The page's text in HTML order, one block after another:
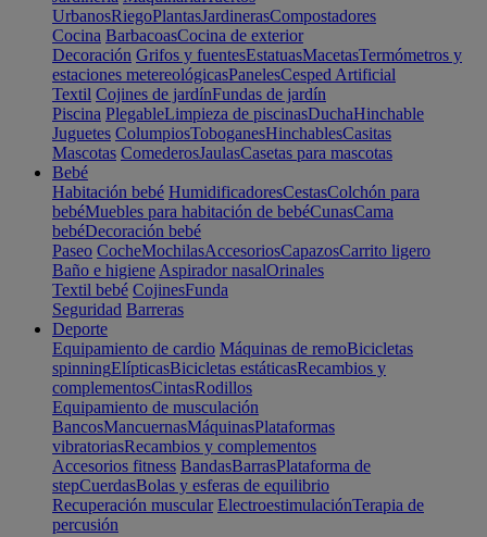
UrbanosRiegoPlantasJardinerasCompostadores
Cocina BarbacoasCocina de exterior
Decoración Grifos y fuentesEstatuasMacetasTermómetros y
estaciones metereológicasPanelesCesped Artificial
Textil Cojines de jardínFundas de jardín
Piscina PlegableLimpieza de piscinasDuchaHinchable
Juguetes ColumpiosToboganesHinchablesCasitas
Mascotas ComederosJaulasCasetas para mascotas
Bebé
Habitación bebé HumidificadoresCestasColchón para
bebéMuebles para habitación de bebéCunasCama
bebéDecoración bebé
Paseo CocheMochilasAccesoriosCapazosCarrito ligero
Baño e higiene Aspirador nasalOrinales
Textil bebé CojinesFunda
Seguridad Barreras
Deporte
Equipamiento de cardio Máquinas de remoBicicletas
spinningElípticasBicicletas estáticasRecambios y
complementosCintasRodillos
Equipamiento de musculación
BancosMancuernasMáquinasPlataformas
vibratoriasRecambios y complementos
Accesorios fitness BandasBarrasPlataforma de
stepCuerdasBolas y esferas de equilibrio
Recuperación muscular ElectroestimulaciónTerapia de
percusión